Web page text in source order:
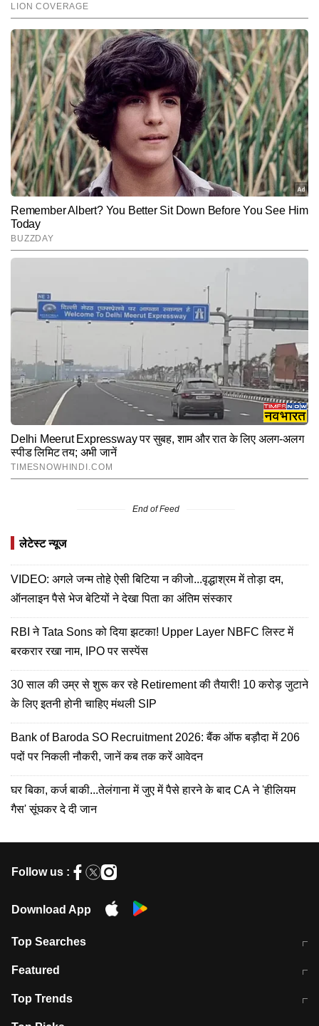
End of Feed
लेटेस्ट न्यूज
VIDEO: अगले जन्म तोहे ऐसी बिटिया न कीजो...वृद्धाश्रम में तोड़ा दम,
ऑनलाइन पैसे भेज बेटियों ने देखा पिता का अंतिम संस्कार
RBI ने Tata Sons को दिया झटका! Upper Layer NBFC लिस्ट में
बरकरार रखा नाम, IPO पर सस्पेंस
30 साल की उम्र से शुरू कर रहे Retirement की तैयारी! 10 करोड़ जुटाने
के लिए इतनी होनी चाहिए मंथली SIP
Bank of Baroda SO Recruitment 2026: बैंक ऑफ बड़ौदा में 206
पदों पर निकली नौकरी, जानें कब तक करें आवेदन
घर बिका, कर्ज बाकी...तेलंगाना में जुए में पैसे हारने के बाद CA ने 'हीलियम
गैस' सूंघकर दे दी जान
Follow us :
Download App
Top Searches
मुंबई में लगे 'जेन जी' के पोस्टर, लिखा- 'मैं
Featured
10 अगस्त को विधानसभा का घेराव करेंगे
Top Trends